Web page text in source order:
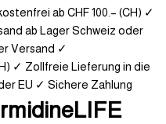
ab CHF 100.– (CH) ✓
ab Lager Schweiz oder
Versand ✓
✓ Zollfreie Lieferung in die
EU ✓ Sichere Zahlung